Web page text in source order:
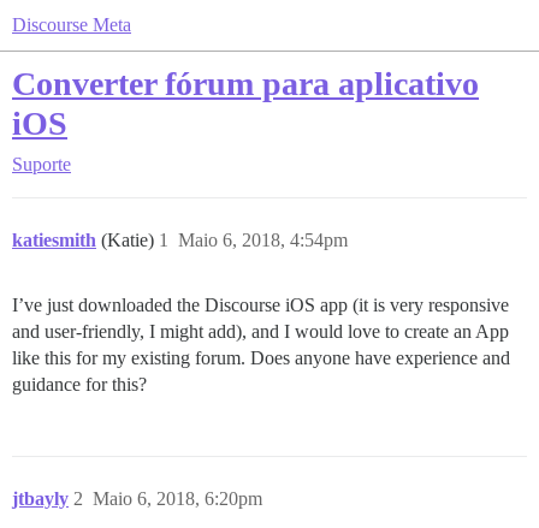
Discourse Meta
Converter fórum para aplicativo
iOS
Suporte
katiesmith (Katie) Maio 6, 2018, 4:54pm
1
I’ve just downloaded the Discourse iOS app (it is very responsive
and user-friendly, I might add), and I would love to create an App
like this for my existing forum. Does anyone have experience and
guidance for this?
jtbayly Maio 6, 2018, 6:20pm
2